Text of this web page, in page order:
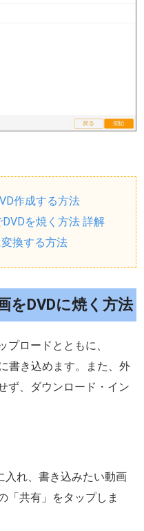
作成する方法
を焼く方法 詳解
換する方法
をDVDに焼く方法
ロードとともに、
書き込めます。また、外
ず、ダウンロード・イン
入れ、書き込みたい動画
「共有」をタップしま